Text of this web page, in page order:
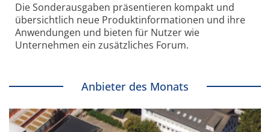
Die Sonder­ausgaben präsentieren kompakt und
übersichtlich neue Produkt­informationen und ihre
Anwendungen und bieten für Nutzer wie
Unternehmen ein zusätzliches Forum.
Anbieter des Monats